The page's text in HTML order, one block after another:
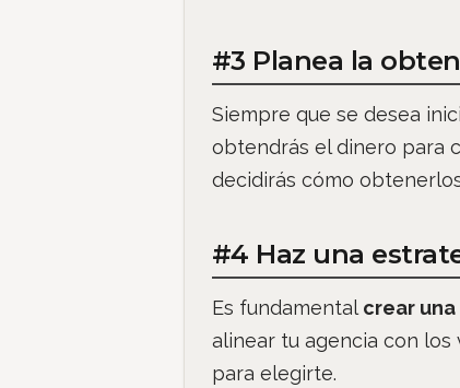
#3 Planea la
Siempre que se desea
obtendrás el dinero para
decidirás cómo
#4 Haz una
Es fundamental crear
alinear tu agencia con
para elegirte.